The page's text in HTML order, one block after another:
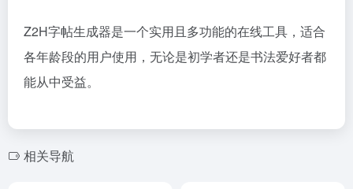
Z2H字帖生成器是一个实用且多功能的在线工具，适合
各年龄段的用户使用，无论是初学者还是书法爱好者都
能从中受益。
相关导航